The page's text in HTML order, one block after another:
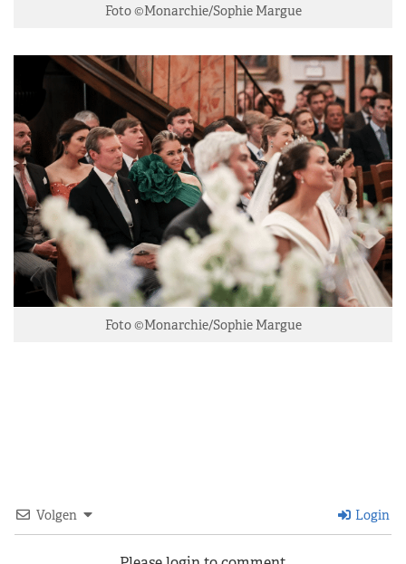
Foto ©Monarchie/Sophie Margue
Foto ©Monarchie/Sophie Margue
Volgen Login